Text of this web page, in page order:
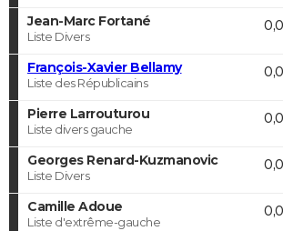
Jean-Marc Fortané
Liste Divers
François-Xavier Bellamy
Liste des Républicains
Pierre Larrouturou
Liste divers gauche
Georges Renard-Kuzmanovic
Liste Divers
Camille Adoue
Liste d'extrême-gauche